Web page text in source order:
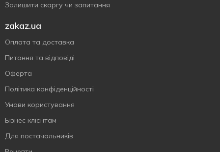
Залишити скаргу чи запитання
zakaz.ua
Оплата та доставка
Питання та відповіді
Оферта
Політика конфіденційності
Умови користування
Бізнес клієнтам
Для постачальників